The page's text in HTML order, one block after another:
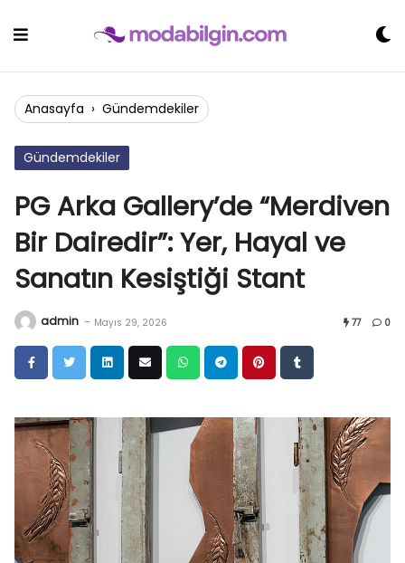
Anasayfa › Gündemdekiler
Gündemdekiler
PG Arka Gallery’de “Merdiven
Bir Dairedir”: Yer, Hayal ve
Sanatın Kesiştiği Stant
admin - Mayıs 29, 2026 77 0